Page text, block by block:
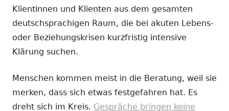
Fenster
öffnen
Klientinnen und Klienten aus dem gesamten
deutschsprachigen Raum, die bei akuten Lebens-
oder Beziehungskrisen kurzfristig intensive
Klärung suchen.
Menschen kommen meist in die Beratung, weil sie
merken, dass sich etwas festgefahren hat. Es
dreht sich im Kreis. Gespräche bringen keine